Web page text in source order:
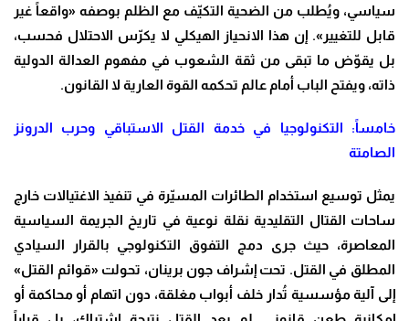
سياسي، ويُطلب من الضحية التكيّف مع الظلم بوصفه «واقعاً غير
قابل للتغيير». إن هذا الانحياز الهيكلي لا يكرّس الاحتلال فحسب،
بل يقوّض ما تبقى من ثقة الشعوب في مفهوم العدالة الدولية
ذاته، ويفتح الباب أمام عالم تحكمه القوة العارية لا القانون.
خامساً: التكنولوجيا في خدمة القتل الاستباقي وحرب الدرونز
الصامتة
يمثل توسيع استخدام الطائرات المسيّرة في تنفيذ الاغتيالات خارج
ساحات القتال التقليدية نقلة نوعية في تاريخ الجريمة السياسية
المعاصرة، حيث جرى دمج التفوق التكنولوجي بالقرار السيادي
المطلق في القتل. تحت إشراف جون برينان، تحولت «قوائم القتل»
إلى آلية مؤسسية تُدار خلف أبواب مغلقة، دون اتهام أو محاكمة أو